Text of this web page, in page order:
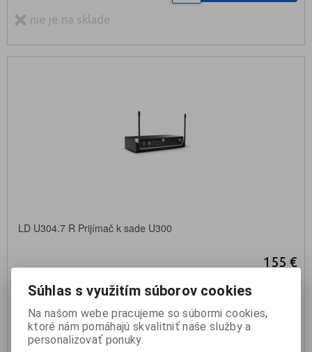
nie je na sklade
LD U304.7 R Prijímač k sade U300
155 €
KÚPIŤ
nie je na sklade
Súhlas s využitím súborov cookies
Na našom webe pracujeme so súbormi cookies,
ktoré nám pomáhajú skvalitniť naše služby a
personalizovať ponuky.